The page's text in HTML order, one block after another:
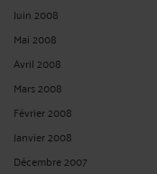
Juin 2008
Mai 2008
Avril 2008
Mars 2008
Février 2008
Janvier 2008
Décembre 2007